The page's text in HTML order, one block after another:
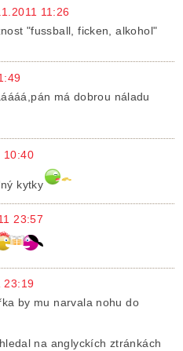
11:26
"fussball, ficken, alkohol"
má dobrou náladu
10:40
kytky
23:57
23:19
by mu narvala nohu do
na anglyckích ztránkách